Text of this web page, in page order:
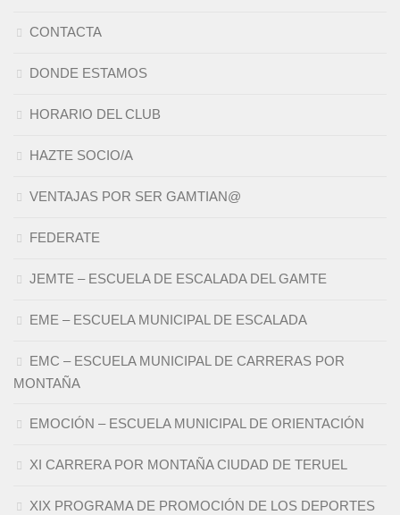
CONTACTA
DONDE ESTAMOS
HORARIO DEL CLUB
HAZTE SOCIO/A
VENTAJAS POR SER GAMTIAN@
FEDERATE
JEMTE – ESCUELA DE ESCALADA DEL GAMTE
EME – ESCUELA MUNICIPAL DE ESCALADA
EMC – ESCUELA MUNICIPAL DE CARRERAS POR
MONTAÑA
EMOCIÓN – ESCUELA MUNICIPAL DE ORIENTACIÓN
XI CARRERA POR MONTAÑA CIUDAD DE TERUEL
XIX PROGRAMA DE PROMOCIÓN DE LOS DEPORTES